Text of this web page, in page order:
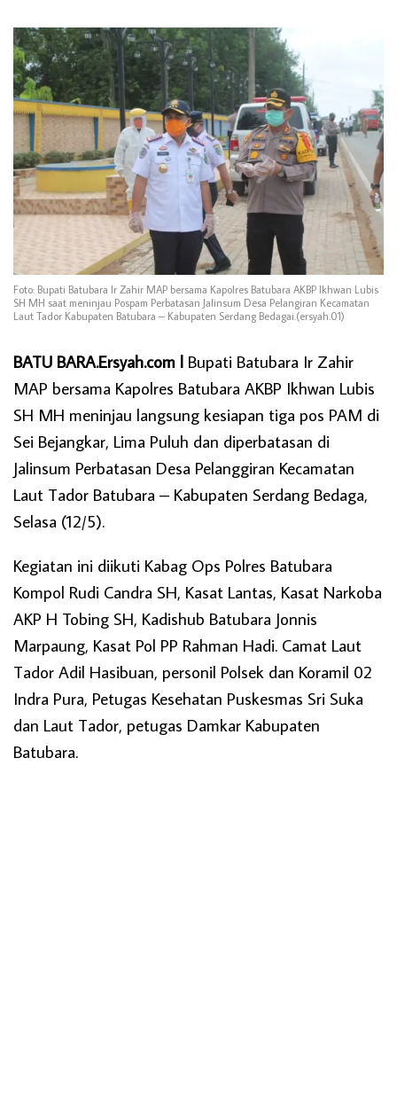
Foto: Bupati Batubara Ir Zahir MAP bersama Kapolres Batubara AKBP Ikhwan Lubis
SH MH saat meninjau Pospam Perbatasan Jalinsum Desa Pelangiran Kecamatan
Laut Tador Kabupaten Batubara – Kabupaten Serdang Bedagai.(ersyah.01)
BATU BARA.Ersyah.com l Bupati Batubara Ir Zahir
MAP bersama Kapolres Batubara AKBP Ikhwan Lubis
SH MH meninjau langsung kesiapan tiga pos PAM di
Sei Bejangkar, Lima Puluh dan diperbatasan di
Jalinsum Perbatasan Desa Pelanggiran Kecamatan
Laut Tador Batubara – Kabupaten Serdang Bedaga,
Selasa (12/5).
Kegiatan ini diikuti Kabag Ops Polres Batubara
Kompol Rudi Candra SH, Kasat Lantas, Kasat Narkoba
AKP H Tobing SH, Kadishub Batubara Jonnis
Marpaung, Kasat Pol PP Rahman Hadi. Camat Laut
Tador Adil Hasibuan, personil Polsek dan Koramil 02
Indra Pura, Petugas Kesehatan Puskesmas Sri Suka
dan Laut Tador, petugas Damkar Kabupaten
Batubara.